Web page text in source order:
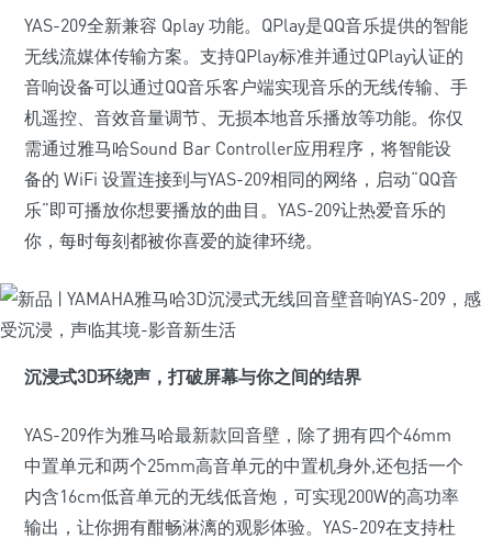
YAS-209全新兼容 Qplay 功能。QPlay是QQ音乐提供的智能
无线流媒体传输方案。支持QPlay标准并通过QPlay认证的
音响设备可以通过QQ音乐客户端实现音乐的无线传输、手
机遥控、音效音量调节、无损本地音乐播放等功能。你仅
需通过雅马哈Sound Bar Controller应用程序，将智能设
备的 WiFi 设置连接到与YAS-209相同的网络，启动“QQ音
乐”即可播放你想要播放的曲目。YAS-209让热爱音乐的
你，每时每刻都被你喜爱的旋律环绕。
沉浸式3D环绕声，打破屏幕与你之间的结界
YAS-209作为雅马哈最新款回音壁，除了拥有四个46mm
中置单元和两个25mm高音单元的中置机身外,还包括一个
内含16cm低音单元的无线低音炮，可实现200W的高功率
输出，让你拥有酣畅淋漓的观影体验。YAS-209在支持杜